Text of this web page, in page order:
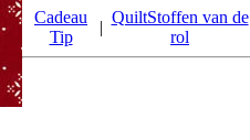
Cadeau
Tip
|
QuiltStoffen van de
rol